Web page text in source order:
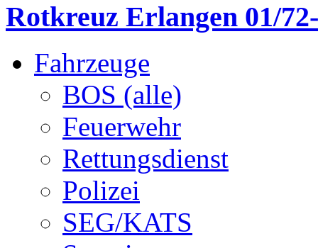
Rotkreuz Erlangen 01/
Fahrzeuge
BOS (alle)
Feuerwehr
Rettungsdienst
Polizei
SEG/KATS